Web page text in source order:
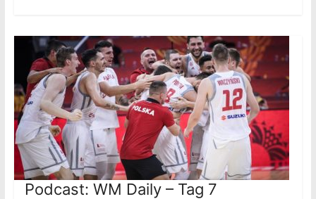
Podcast: WM Daily – Tag 7